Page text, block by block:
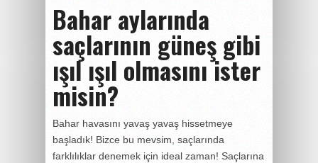
Bahar aylarında
saçlarının güneş gibi
ışıl ışıl olmasını ister
misin?
Bahar havasını yavaş yavaş hissetmeye
başladık! Bizce bu mevsim, saçlarında
farklılıklar denemek için ideal zaman! Saçlarına